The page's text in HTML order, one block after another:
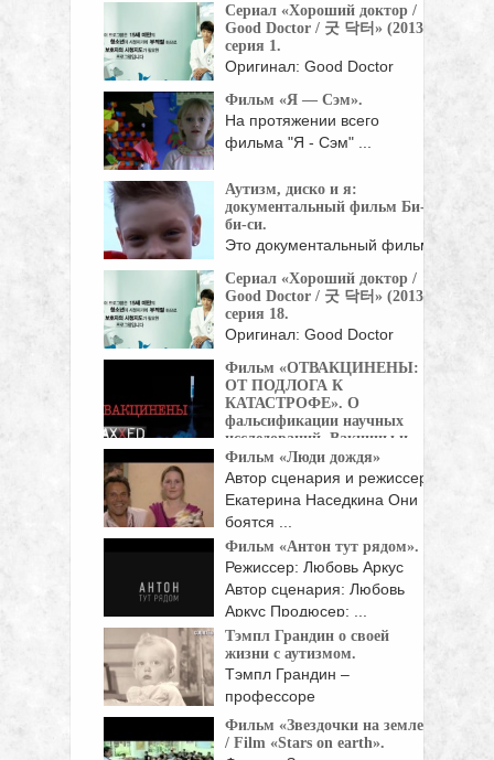
Сериал «Хороший доктор /
Good Doctor / 굿 닥터» (2013),
серия 1.
Оригинал: Good Doctor
Страна: Корея Южная Год:
...
Фильм «Я — Сэм».
На протяжении всего
фильма "Я - Сэм" ...
Аутизм, диско и я:
документальный фильм Би-
би-си.
Это документальный фильм
страдающего ...
Сериал «Хороший доктор /
Good Doctor / 굿 닥터» (2013),
серия 18.
Оригинал: Good Doctor
Страна: Корея Южная Год:
...
Фильм «ОТВАКЦИНЕНЫ:
ОТ ПОДЛОГА К
КАТАСТРОФЕ». О
фальсификации научных
исследований. Вакцины и
аутизм.
Незадолго перед выходом
этого фильма актер Роберт ...
Фильм «Люди дождя»
Автор сценария и режиссер-
Екатерина Наседкина Они
боятся ...
Фильм «Антон тут рядом».
Режиссер: Любовь Аркус
Автор сценария: Любовь
Аркус Продюсер: ...
Тэмпл Грандин о своей
жизни с аутизмом.
Тэмпл Грандин –
профессоре
животноводства,
специалистке по ...
Фильм «Звездочки на земле»
/ Film «Stars on earth».